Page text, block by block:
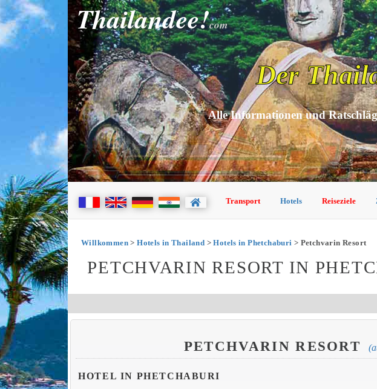
Thailandee!com
Der
Alle Informationen und
Transport Hotels Reiseziele
Willkommen>Hotels in Thailand >Hotels in Phetchaburi > Petchvarin Resort
PETCHVARIN RESORT IN
PETCHVARIN RESORT
HOTEL IN PHETCHABURI